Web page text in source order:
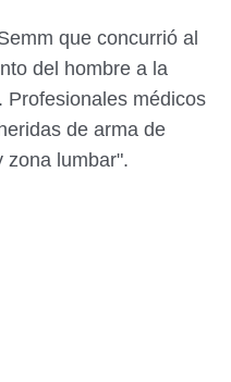
que concurrió al
del hombre a la
Profesionales médicos
de arma de
zona lumbar".